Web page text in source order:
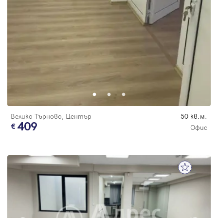
Велико Търново, Център 50 кв.м.
409 Офис